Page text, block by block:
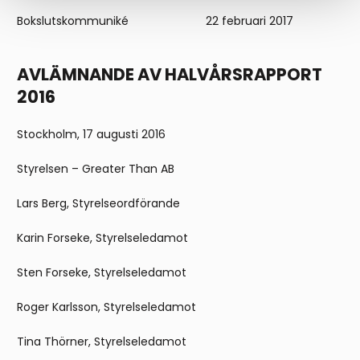
Bokslutskommuniké 22 februari 2017
AVLÄMNANDE AV HALVÅRSRAPPORT
2016
Stockholm, 17 augusti 2016
Styrelsen – Greater Than AB
Lars Berg, Styrelseordförande
Karin Forseke, Styrelseledamot
Sten Forseke, Styrelseledamot
Roger Karlsson, Styrelseledamot
Tina Thörner, Styrelseledamot